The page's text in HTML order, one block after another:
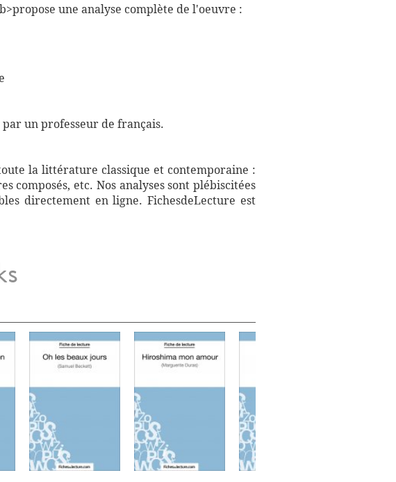
une analyse complète de l'oeuvre :
un professeur de français.
la littérature classique et contemporaine :
composés, etc. Nos analyses sont plébiscitées
directement en ligne. FichesdeLecture est